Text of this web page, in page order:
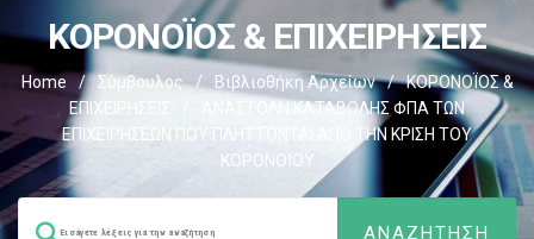
ΚΟΡΟΝΟΪΟΣ & ΕΠΙΧΕΙΡΗΣΕΙΣ
Home / Σύμβουλος / Βιβλιοθήκη Αρχείων /
ΚΟΡΟΝΟΪΟΣ &
ΕΠΙΧΕΙΡΗΣΕΙΣ
ΑΝΑΣΤΟΛΗ ΚΑΤΑΒΟΛΗΣ ΦΠΑ ΤΩΝ
ΕΠΙΧΕΙΡΗΣΕΩΝ ΠΟΥ ΠΛΗΤΤΟΝΤΑΙ ΑΠΟ ΤΗΝ ΚΡΙΣΗ ΤΟΥ
ΚΟΡΟΝΟΪΟΥ